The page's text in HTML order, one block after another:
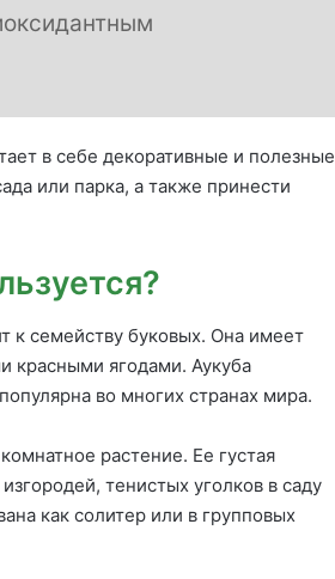
в себе декоративные и полезные
или парка, а также принести
к семейству буковых. Она имеет
красными ягодами. Аукуба
во многих странах мира.
растение. Ее густая
тенистых уголков в саду
как солитер или в групповых